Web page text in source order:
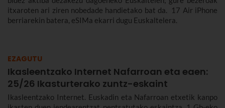
itxaroten ari ziren nobedade handietako bat da. 17 Air iPhone
berriarekin batera, eSIMa ekarri dugu Euskaltelera.
EZAGUTU
Ikasleentzako Internet Nafarroan eta eaen:
25/26 Ikasturterako zuntz-eskaint
Ikasleentzako Internet. Euskadin eta Nafarroan etxetik kanpo